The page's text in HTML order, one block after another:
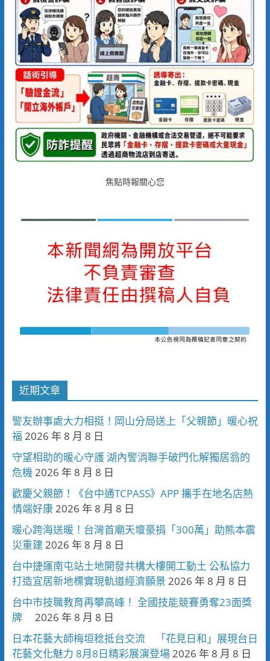
焦點時報關心您
近期文章
警友辦事處大力相挺！岡山分局送上「父親節」暖心祝
福 2026 年 8 月 8 日
守望相助的暖心守護 湖內警消聯手破門化解獨居翁的
危機 2026 年 8 月 8 日
歡慶父親節！《台中通TCPASS》APP 攜手在地名店熱
情端好康 2026 年 8 月 8 日
暖心跨海送暖！台灣首廟天壇豪捐「300萬」助熊本震
災重建 2026 年 8 月 8 日
台中捷運南屯站土地開發共構大樓開工動土 公私協力
打造宜居新地標實現軌道經濟願景 2026 年 8 月 8 日
台中市技職教育再攀高峰！ 全國技能競賽勇奪23面獎
牌
2026 年 8 月 8 日
日本花藝大師梅垣稔抵台交流 「花見日和」展現台日
花藝文化魅力 8月8日精彩展演登場 2026 年 8 月 8 日